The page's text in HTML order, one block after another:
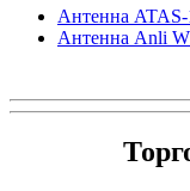
Антенна ATAS-
Антенна Anli